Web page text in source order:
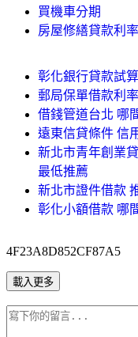
買機車分期
房屋修繕貸款利率
彰化銀行貸款試
郵局保單借款利
借錢管道台北 哪
遠東信貸條件 信
新北市青年創業
最低推薦
新北市證件借款
彰化小額借款 哪
4F23A8D852CF87A5
載入更多